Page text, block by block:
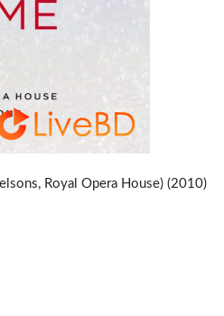
, Royal Opera House) (2010)